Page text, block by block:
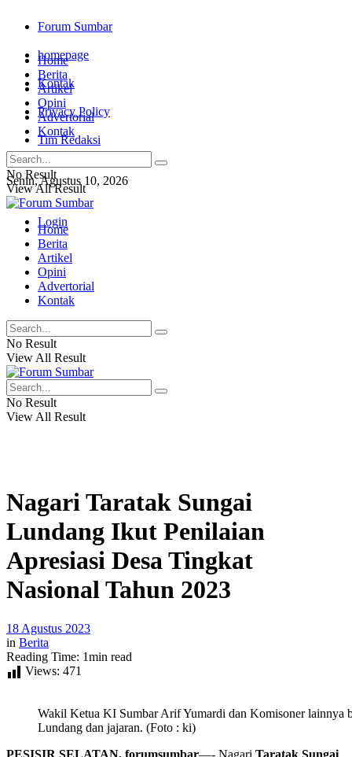
Forum Sumbar
homepage
Kontak
Privacy Policy
Tim Redaksi
Senin, Agustus 10, 2026
Login
Home
Berita
Artikel
Opini
Advertorial
Kontak
No Result
View All Result
Home
Berita
Artikel
Opini
Advertorial
Kontak
No Result
View All Result
No Result
View All Result
Nagari Taratak Sungai
Lundang Ikut Penilaian
Apresiasi Desa Tingkat
Nasional Tahun 2023
18 Agustus 2023
in Berita
Reading Time: 1min read
Views: 471
Wakil Ketua KI Sumbar Arif Yumardi dan Komisoner lainnya
Lundang dan jajaran. (Foto : ki)
PESISIR SELATAN, forumsumbar—- Nagari Taratak Sungai